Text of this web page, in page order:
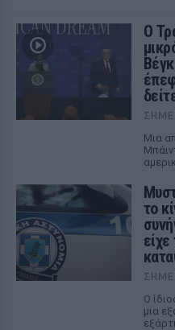
Ο
Μια
το
Ο
μια